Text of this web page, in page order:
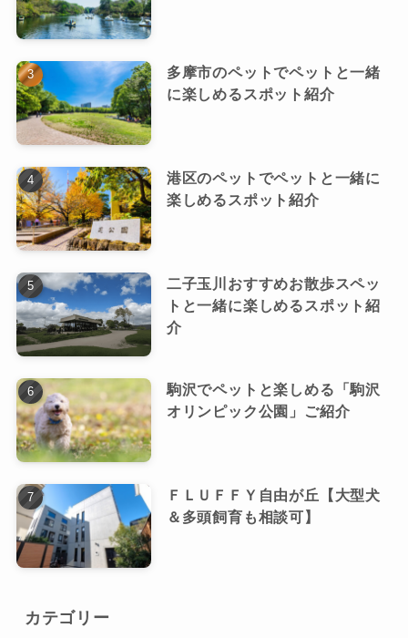
多摩市のペットでペットと一緒
に楽しめるスポット紹介
港区のペットでペットと一緒に
楽しめるスポット紹介
二子玉川おすすめお散歩スペッ
トと一緒に楽しめるスポット紹
介
駒沢でペットと楽しめる「駒沢
オリンピック公園」ご紹介
ＦＬＵＦＦＹ自由が丘【大型犬
＆多頭飼育も相談可】
カテゴリー